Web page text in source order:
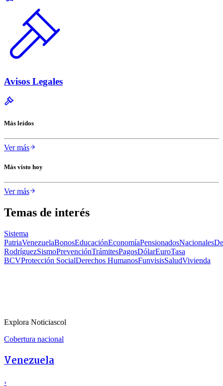
Avisos Legales
Más leídos
Ver más
Más visto hoy
Ver más
Temas de interés
Sistema
PatriaVenezuelaBonosEducaciónEconomíaPensionadosNacionales
RodríguezSismoPrevenciónTrámitesPagosDólarEuroTasa
BCVProtección SocialDerechos HumanosFunvisisSaludVivienda
Explora Noticiascol
Cobertura nacional
Venezuela
›